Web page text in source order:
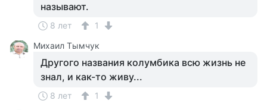
называют.
8 лет
1
Михаил Тымчук
Другого названия колумбика всю жизнь не
знал, и как-то живу...
8 лет 1